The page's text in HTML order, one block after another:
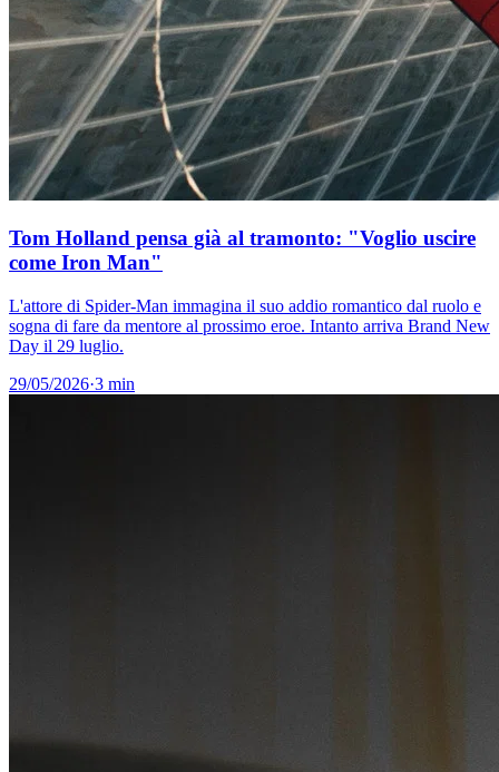
Tom Holland pensa già al tramonto: "Voglio uscire
come Iron Man"
L'attore di Spider-Man immagina il suo addio romantico dal ruolo e
sogna di fare da mentore al prossimo eroe. Intanto arriva Brand New
Day il 29 luglio.
29/05/2026·3 min